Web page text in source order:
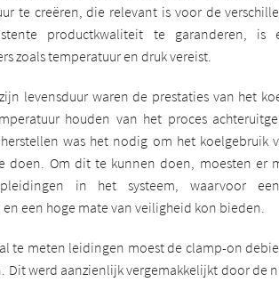
te creëren, die relevant is voor de
productkwaliteit te garanderen, is
zoals temperatuur en druk vereist.
levensduur waren de prestaties van het
houden van het proces
was het nodig om het koelgebruik
doen. Om dit te kunnen doen, moesten er
in het systeem, waarvoor
een hoge mate van veiligheid kon bieden.
te meten leidingen moest de clamp-on
Dit werd aanzienlijk vergemakkelijkt door de